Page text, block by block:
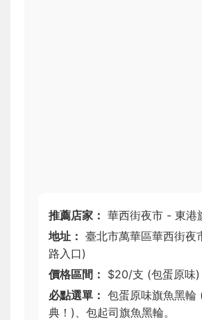
推薦店家： 華西街夜市 - 東港
地址： 臺北市萬華區華西街夜
路入口)
價格區間： $20/支 (包蛋原味)
必點選單： 包蛋原味旗魚黑輪
典！)、包起司旗魚黑輪。